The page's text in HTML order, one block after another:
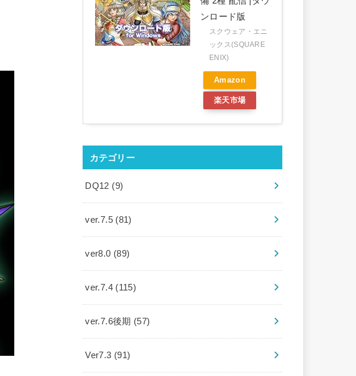
ンロード版
スクウェア・エニ
ックス(SQUARE
ENIX)
Amazon
楽天市場
カテゴリー
DQ12 (9)
ver.7.5 (81)
ver8.0 (89)
ver.7.4 (115)
ver.7.6後期 (57)
Ver7.3 (91)